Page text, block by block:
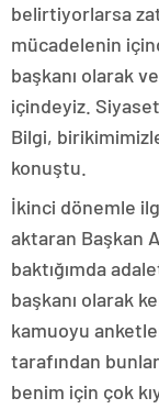
belirtiyorlarsa
mücadelenin
başkanı olarak
içindeyiz.
Bilgi,
konuştu.
İkinci dönemle
aktaran Başkan
baktığımda
başkanı olarak
kamuoyu
tarafından
benim için çok